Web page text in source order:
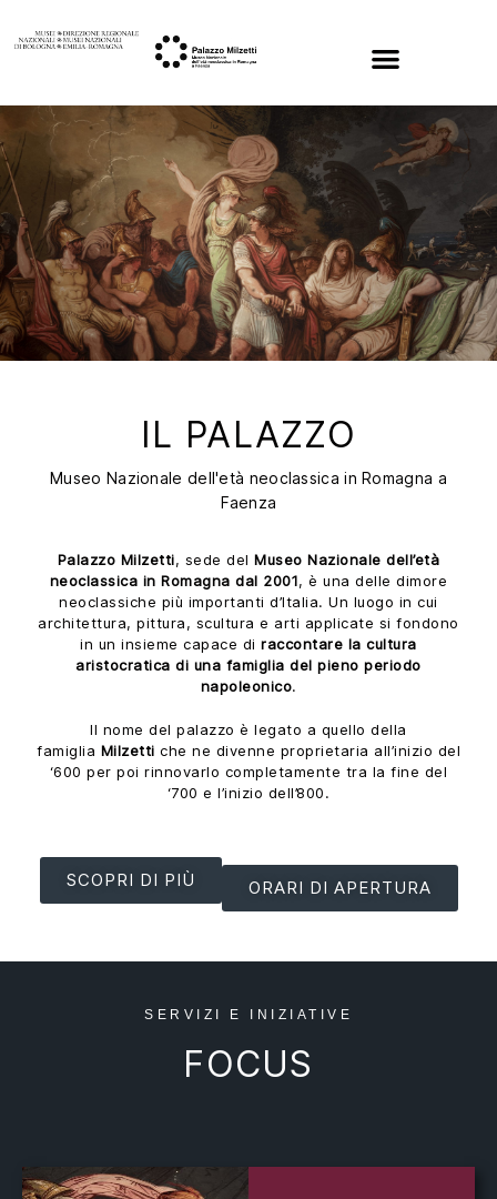
IL PALAZZO
Museo Nazionale dell'età neoclassica in Romagna a
Faenza
Palazzo Milzetti, sede delMuseo Nazionale dell’età
neoclassica in Romagna dal 2001, è una delle dimore
neoclassiche più importanti d’Italia. Un luogo in cui
architettura, pittura, scultura e arti applicate si fondono
in un insieme capace diraccontare la cultura
aristocratica di una famiglia del pieno periodo
napoleonico.
Il nome del palazzo è legato a quello della
famiglia Milzetti che ne divenne proprietaria all’inizio del
‘600 per poi rinnovarlo completamente tra la fine del
‘700 e l’inizio dell’800.
SCOPRI DI PIÙ ORARI DI APERTURA
SERVIZI E INIZIATIVE
FOCUS